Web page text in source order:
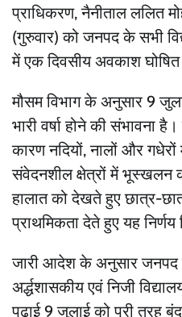
प्राधिकरण, नैनीताल ललित
(गुरुवार) को जनपद के सभी
में एक दिवसीय अवकाश घोषित
मौसम विभाग के अनुसार 9
भारी वर्षा होने की संभावना
कारण नदियों, नालों और
संवेदनशील क्षेत्रों में भूस्खलन
हालात को देखते हुए छात्र-
प्राथमिकता देते हुए यह निर्णय
जारी आदेश के अनुसार जनपद
अर्द्धशासकीय एवं निजी
पढ़ाई 9 जुलाई को पूरी तरह